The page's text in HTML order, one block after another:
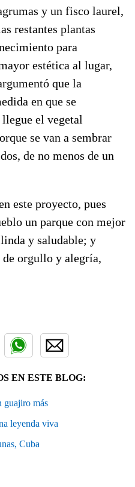
y un fisco laurel,
restantes plantas
para
estética al lugar,
que la
en que se
el vegetal
se van a sembrar
de no menos de un
este proyecto, pues
un parque con mejor
y saludable; y
de orgullo y alegría,
EN ESTE BLOG:
guajiro más
leyenda viva
Cuba